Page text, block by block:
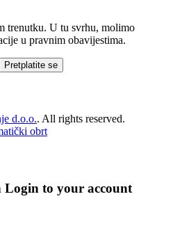
trenutku. U tu svrhu, molimo
u pravnim obavijestima.
Pretplatite se
d.o.o.. All rights reserved.
obrt
Login to your account